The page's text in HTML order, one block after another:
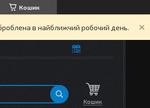
Кошик
в найближчий робочий день.
Кошик